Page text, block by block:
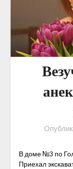
В доме №3 по
Приехал